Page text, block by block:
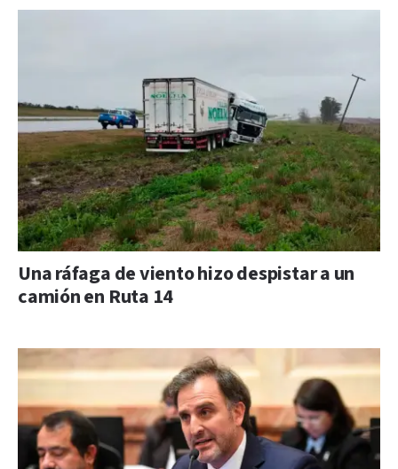
Una ráfaga de viento hizo despistar a un
camión en Ruta 14